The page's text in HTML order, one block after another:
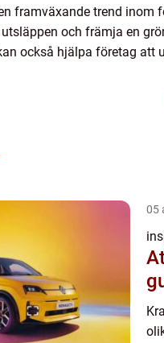
framväxande trend
och främja en
också hjälpa företag att
05